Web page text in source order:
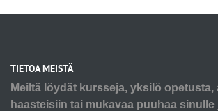
TIETOA MEISTÄ
Meiltä löydät kursseja, yksilö opetusta,
haasteisiin tai mukavaa puuhaa sinulle